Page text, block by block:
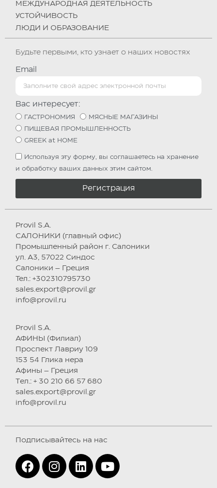
МЕЖДУНАРОДНАЯ ДЕЯТЕЛЬНОСТЬ
УСТОЙЧИВОСТЬ
ЛЮДИ И ОБРАЗОВАНИЕ
Будьте первыми, кто узнает о наших новостях
Email
Вас интересует:
ГАСТРОНОМИЯ
МЯСНЫЕ МАГАЗИНЫ
ПИЩЕВАЯ ПРОМЫШЛЕННОСТЬ
GREEK at HOME
Используя эту форму, вы соглашаетесь на хранение
и обработку ваших данных этим сайтом.
Регистрация
Provil S.A.
САЛОНИКИ (главный офис)
Промышленный район г. Салоники
ул. А3, 57022 Синдос
Салоники – Греция
Тел.: +302310795730
sales.export@provil.gr
info@provil.ru
Provil S.A.
АФИНЫ (Филиал)
Проспект Лавриу 109
153 54 Глика нера
Афины – Греция
Tел.: + 30 210 66 57 680
sales.export@provil.gr
info@provil.ru
Подписывайтесь на нас